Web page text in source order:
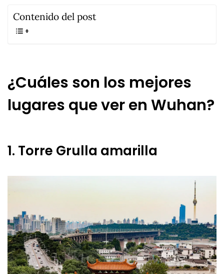
Contenido del post
¿Cuáles son los mejores
lugares que ver en Wuhan?
1. Torre Grulla amarilla